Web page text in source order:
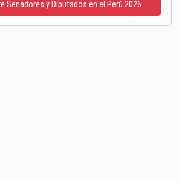
Senadores y Diputados en el Perú 2026